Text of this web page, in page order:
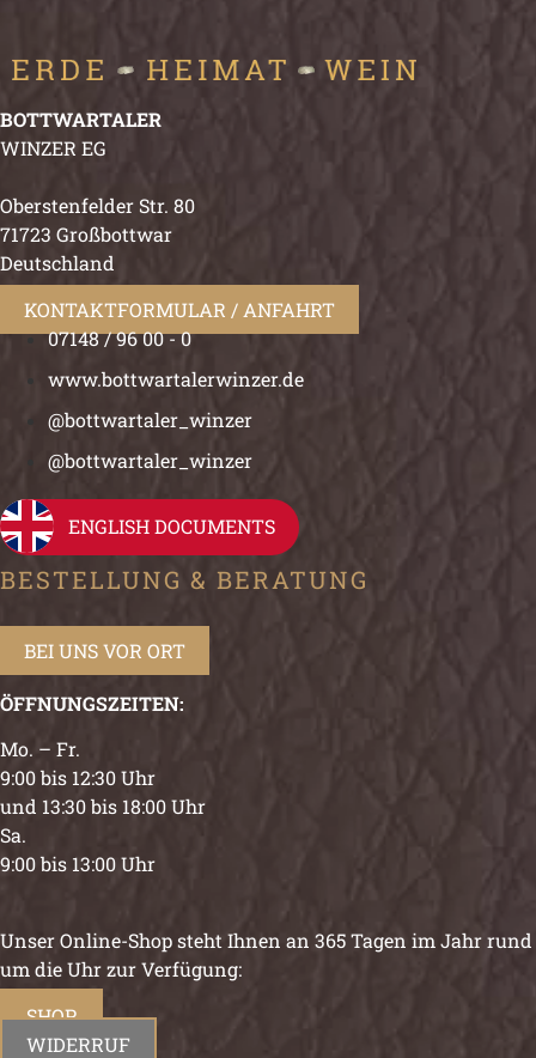
BOTTWARTALER
WINZER EG
Oberstenfelder Str. 80
71723 Großbottwar
Deutschland
KONTAKTFORMULAR / ANFAHRT
07148 / 96 00 - 0
www.bottwartalerwinzer.de
@bottwartaler_winzer
@bottwartaler_winzer
ENGLISH DOCUMENTS
BESTELLUNG & BERATUNG
BEI UNS VOR ORT
ÖFFNUNGSZEITEN:
Mo. – Fr.
9:00 bis 12:30 Uhr
und 13:30 bis 18:00 Uhr
Sa.
9:00 bis 13:00 Uhr
Unser Online-Shop steht Ihnen an 365 Tagen im Jahr rund
um die Uhr zur Verfügung:
SHOP
WIDERRUF